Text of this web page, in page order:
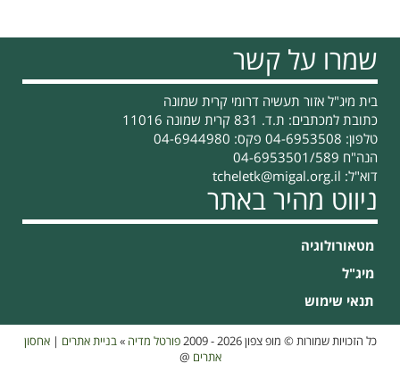
שמרו על קשר
בית מיג"ל אזור תעשיה דרומי קרית שמונה
כתובת למכתבים: ת.ד. 831 קרית שמונה 11016
טלפון: 04-6953508 פקס: 04-6944980
הנה"ח 04-6953501/589
דוא"ל: tcheletk@migal.org.il
ניווט מהיר באתר
מטאורולוגיה
מיג"ל
תנאי שימוש
כל הזכויות שמורות © מופ צפון 2026 - 2009 פורטל מדיה »בניית אתרים |אחסון
אתרים @